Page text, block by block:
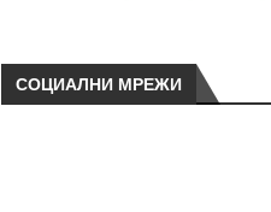
СОЦИАЛНИ МРЕЖИ